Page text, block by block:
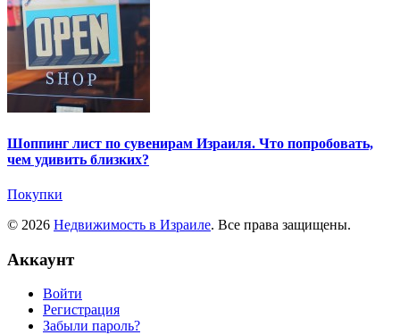
Шоппинг лист по сувенирам Израиля. Что попробовать,
чем удивить близких?
Покупки
© 2026 Недвижимость в Израиле. Все права защищены.
Аккаунт
Войти
Регистрация
Забыли пароль?